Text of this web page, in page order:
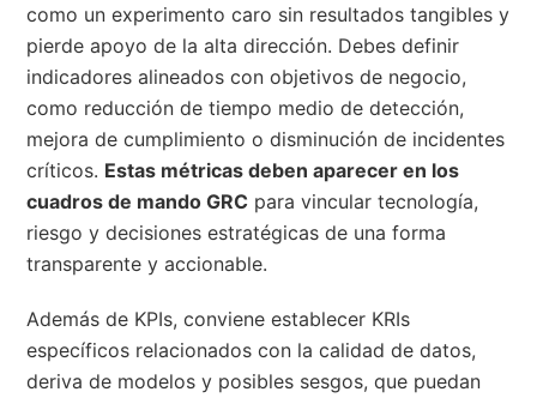
como un experimento caro sin resultados tangibles y
pierde apoyo de la alta dirección. Debes definir
indicadores alineados con objetivos de negocio,
como reducción de tiempo medio de detección,
mejora de cumplimiento o disminución de incidentes
críticos. Estas métricas deben aparecer en los
cuadros de mando GRC para vincular tecnología,
riesgo y decisiones estratégicas de una forma
transparente y accionable.
Además de KPIs, conviene establecer KRIs
específicos relacionados con la calidad de datos,
deriva de modelos y posibles sesgos, que puedan